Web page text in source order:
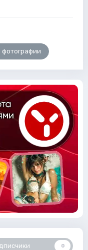
фотографии
0